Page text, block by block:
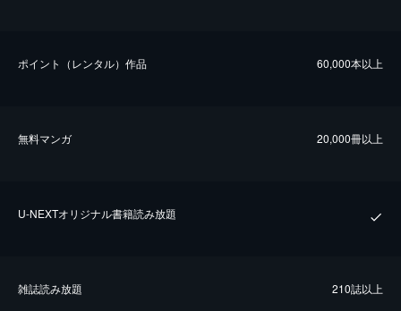
ポイント（レンタル）作品 60,000本以上
無料マンガ 20,000冊以上
U-NEXTオリジナル書籍読み放題
雑誌読み放題 210誌以上